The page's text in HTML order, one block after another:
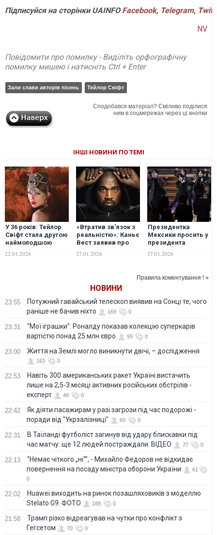
ПідписуйсянасторінкиUAINFO Facebook, Telegram,
NV
Повідомити про помилку - Виділіть орфографічну
помилку мишею і натисніть Ctrl + Enter
Зали слави авторів пісень Тейлор Свіфт
Сподобався матеріал? Сміливо поділися
ним в соцмережах через ці кнопки
ІНШІ НОВИНИ ПО ТЕМІ
У 36 років: Тейлор
Свіфт стала другою
наймолодшою ​​
учасницею Зали
слави авторів
22.01.2026
«Втратив зв'язок з
реальністю»: Каньє
Вест заявив про
психічну хворобу
27.01.2026
Президентка
Мексики просить у
президента
Південної Кореї
більше концертів
27.01.2026
Правила коментування ! »
НОВИНИ
23:55
Потужний гавайський телескоп виявив на Сонці те, чого
раніше не бачив ніхто
169 0
23:31
"Мої іграшки": Роналду показав колекцію суперкарів
вартістю понад 25 млн євро
99 0
23:00 Життя на Землі могло виникнути двічі, – дослідження
163 0
22:53
Навіть 300 американських ракет Україні вистачить
лише на 2,5-3 місяці активних російських обстрілів -
експерт
48 0
22:42
Як діяти пасажирам у разі загрози під час подорожі -
поради від "Укрзалізниці"
60 0
22:31
В Таїланді футболіст загинув від удару блискавки під
час матчу: ще 12 людей постраждали. ВІДЕО
77 0
22:13
"Немає чіткого „ні“", - Михайло Федоров не відкидає
повернення на посаду міністра оборони України
61
0
22:02
Huawei виходить на ринок позашляховиків з моделлю
Stelato G9. ФОТО
188 0
21:58
Трамп різко відреагував на чутки про конфлікт з
Гегсетом
70 0